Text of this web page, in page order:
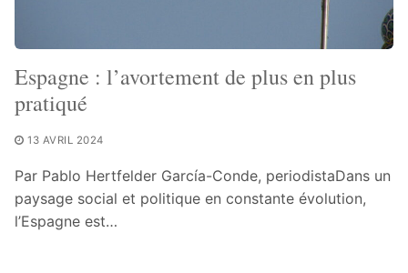
Espagne : l’avortement de plus en plus
pratiqué
13 AVRIL 2024
Par Pablo Hertfelder García-Conde, periodistaDans un
paysage social et politique en constante évolution,
l’Espagne est…